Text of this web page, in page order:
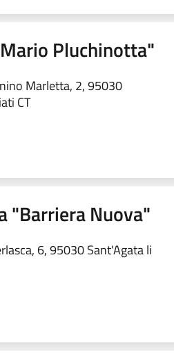
Pluchinotta"
Marletta, 2, 95030
CT
"Barriera Nuova"
6, 95030 Sant'Agata li